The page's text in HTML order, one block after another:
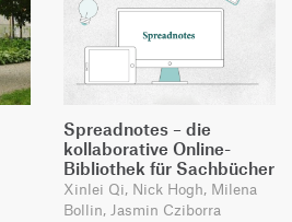
Spreadnotes – die
kollaborative Online-
Bibliothek für Sachbücher
Xinlei Qi, Nick Hogh, Milena
Bollin, Jasmin Cziborra